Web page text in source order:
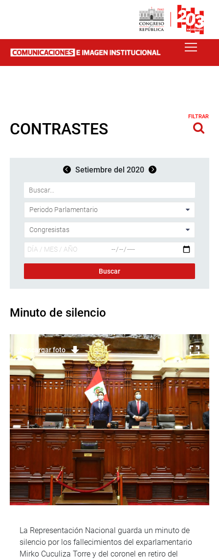
CONTRASTES
FILTRAR
Setiembre del 2020
Minuto de silencio
Descargar foto
La Representación Nacional guarda un minuto de
silencio por los fallecimientos del exparlamentario
Mirko Cuculiza Torre y del coronel en retiro del